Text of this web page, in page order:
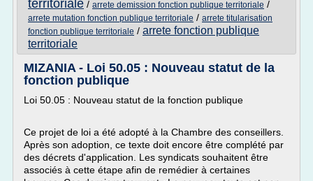
territoriale / arrete demission fonction publique territoriale /
arrete mutation fonction publique territoriale / arrete titularisation
fonction publique territoriale / arrete fonction publique
territoriale
MIZANIA - Loi 50.05 : Nouveau statut de la
fonction publique
Loi 50.05 : Nouveau statut de la fonction publique
Ce projet de loi a été adopté à la Chambre des conseillers.
Après son adoption, ce texte doit encore être complété par
des décrets d'application. Les syndicats souhaitent être
associés à cette étape afin de remédier à certaines